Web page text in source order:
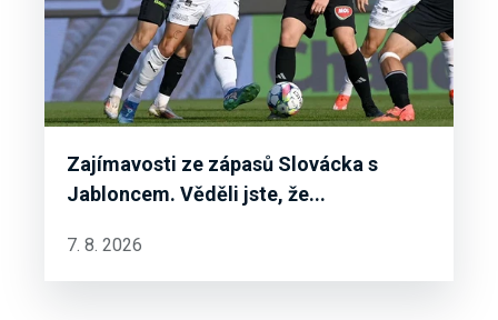
Zajímavosti ze zápasů Slovácka s
Jabloncem. Věděli jste, že...
7. 8. 2026